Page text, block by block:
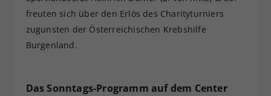
freuten sich über den Erlös des Charityturniers
zugunsten der Österreichischen Krebshilfe
Burgenland.
Das Sonntags-Programm auf dem Center